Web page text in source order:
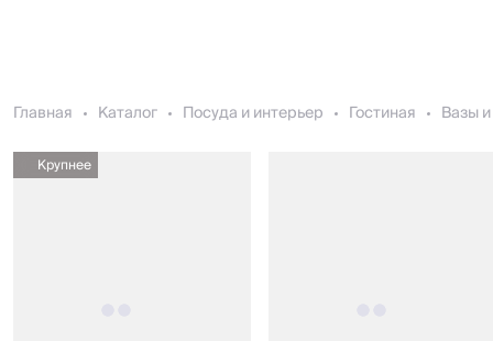
Главная Каталог Посуда и интерьер Гостиная Вазы
Крупнее